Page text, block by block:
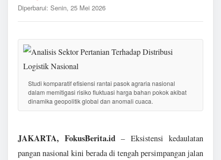
Diperbarui: Senin, 25 Mei 2026
Studi komparatif efisiensi rantai pasok agraria nasional
dalam memitigasi risiko fluktuasi harga bahan pokok akibat
dinamika geopolitik global dan anomali cuaca.
JAKARTA, FokusBerita.id– Eksistensi kedaulatan
pangan nasional kini berada di tengah persimpangan jalan